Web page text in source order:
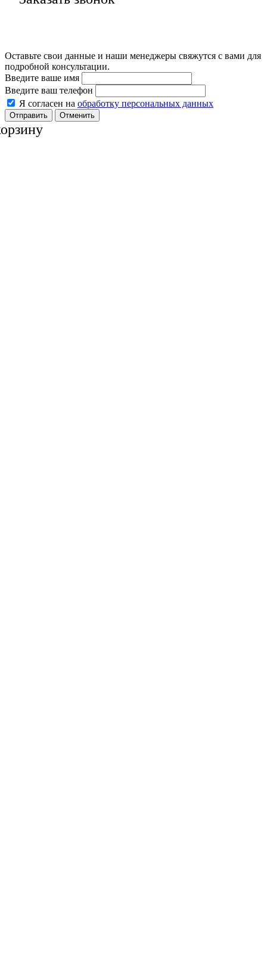
Оставьте свои данные и наши менеджеры свяжутся с вами для
подробной консультации.
Введите ваше имя
Введите ваш телефон
Я согласен на обработку персональных данных
Отменить